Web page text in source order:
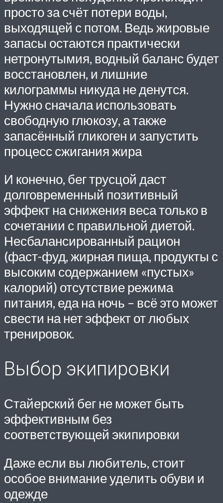
просто за счёт потери воды,
выходящей с потом. Ведь жировые
запасы остаются практически
нетронутымия, водный баланс будет
восстановлен, и лишние
килограммы никуда не денутся.
Нужно сначала использовать
свободную глюкозу, а также
запасённый гликоген и запустить
процесс сжигания жира
И конечно, бег трусцой даст
долговременный позитивный
эффект на снижения веса только в
сочетании с правильной диетой.
Несбалансированный рацион
(фаст-фуд, жирная пища, продукты с
высоким содержанием «пустых»
калорий) отсутствие режима
питания, еда на ночь – всё это может
свести на нет эффект от любых
тренировок.
Выбор экипировки
Стайерский бег не может быть
эффективным без
соответствующей экипировки
Даже если вы любитель, стоит
особое внимание уделить обуви и
одежде